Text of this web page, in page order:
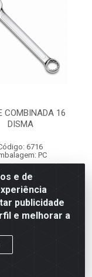
COMBINADA 16
DISMA
6716
PC
seu login ou
se para
preços e
e de
publicidade
e melhorar a